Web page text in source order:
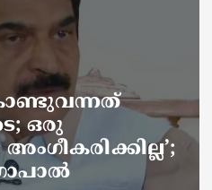
സര്‍ക്കാര്‍
കടിയേറ്റു;